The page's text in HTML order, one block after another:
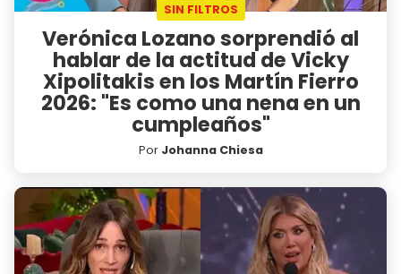
SIN FILTROS
Verónica Lozano sorprendió al
hablar de la actitud de Vicky
Xipolitakis en los Martín Fierro
2026: "Es como una nena en un
cumpleaños"
Por Johanna Chiesa